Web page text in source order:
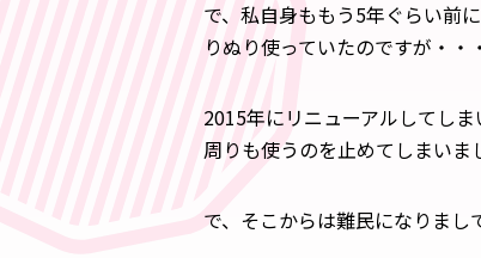
で、私自身ももう5年ぐらい前
りぬり使っていたのですが・・
2015年にリニューアルしてし
周りも使うのを止めてしまいま
で、そこからは難民になりまし